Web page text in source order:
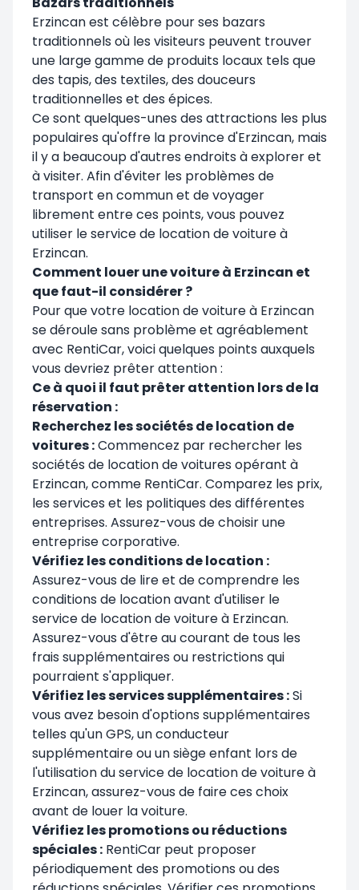
Erzincan est célèbre pour ses bazars
traditionnels où les visiteurs peuvent trouver
une large gamme de produits locaux tels que
des tapis, des textiles, des douceurs
traditionnelles et des épices.
Ce sont quelques-unes des attractions les plus
populaires qu'offre la province d'Erzincan, mais
il y a beaucoup d'autres endroits à explorer et
à visiter. Afin d'éviter les problèmes de
transport en commun et de voyager
librement entre ces points, vous pouvez
utiliser le service de location de voiture à
Erzincan.
Comment louer une voiture à Erzincan et
que faut-il considérer ?
Pour que votre location de voiture à Erzincan
se déroule sans problème et agréablement
avec RentiCar, voici quelques points auxquels
vous devriez prêter attention :
Ce à quoi il faut prêter attention lors de la
réservation :
Recherchez les sociétés de location de
voitures :Commencez par rechercher les
sociétés de location de voitures opérant à
Erzincan, comme RentiCar. Comparez les prix,
les services et les politiques des différentes
entreprises. Assurez-vous de choisir une
entreprise corporative.
Vérifiez les conditions de location :
Assurez-vous de lire et de comprendre les
conditions de location avant d'utiliser le
service de location de voiture à Erzincan.
Assurez-vous d'être au courant de tous les
frais supplémentaires ou restrictions qui
pourraient s'appliquer.
Vérifiez les services supplémentaires :Si
vous avez besoin d'options supplémentaires
telles qu'un GPS, un conducteur
supplémentaire ou un siège enfant lors de
l'utilisation du service de location de voiture à
Erzincan, assurez-vous de faire ces choix
avant de louer la voiture.
Vérifiez les promotions ou réductions
spéciales : RentiCar peut proposer
périodiquement des promotions ou des